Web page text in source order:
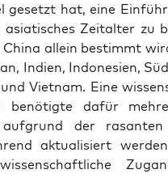
gesetzt hat, eine
asia­ti­sches Zeit­al­ter zu
allein bestimmt
Indi­en, Indo­ne­si­en,
Viet­nam. Eine
benö­tig­te dafür
der rasan­ten
aktua­li­siert